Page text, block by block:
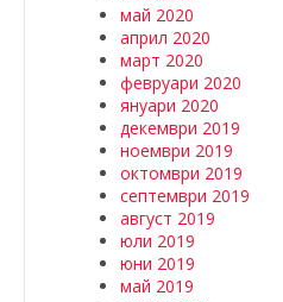
май 2020
април 2020
март 2020
февруари 2020
януари 2020
декември 2019
ноември 2019
октомври 2019
септември 2019
август 2019
юли 2019
юни 2019
май 2019